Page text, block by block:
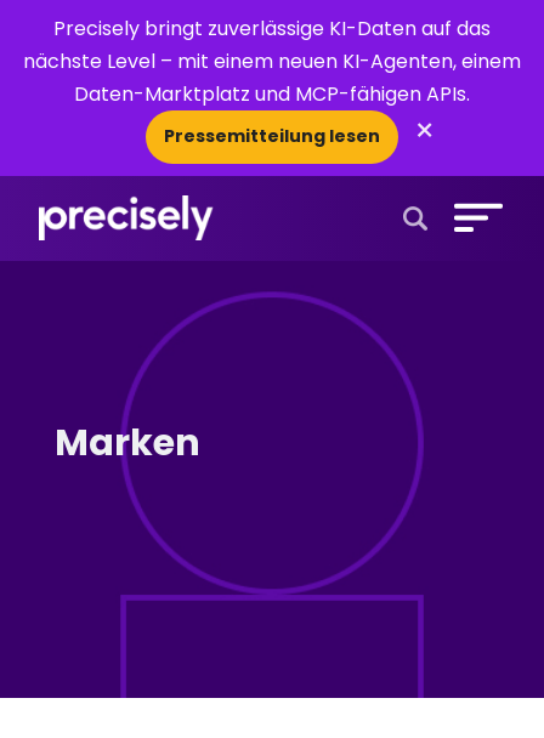
Precisely bringt zuverlässige KI-Daten auf das
nächste Level – mit einem neuen KI-Agenten, einem
Daten-Marktplatz und MCP-fähigen APIs.
Pressemitteilung lesen ×
Marken